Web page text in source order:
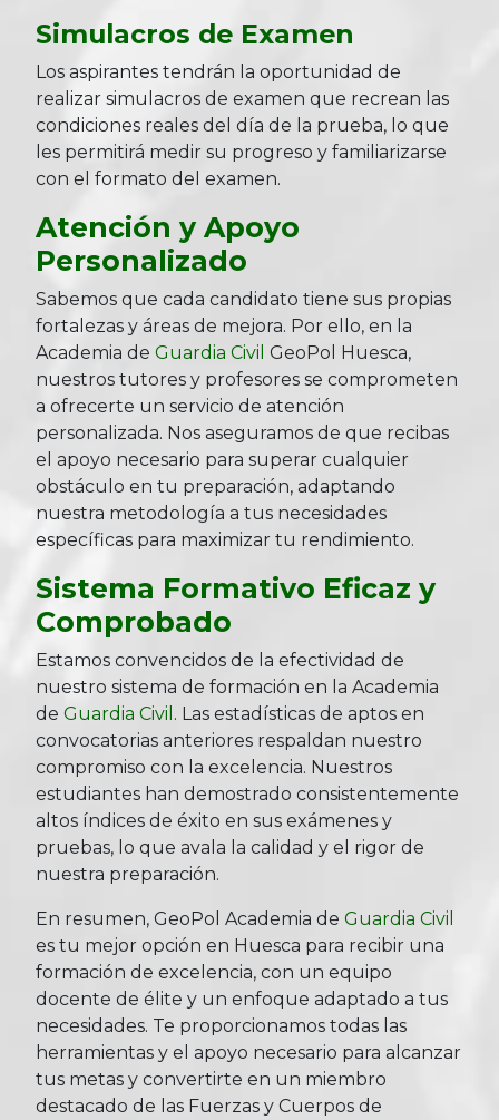
Simulacros de Examen
Los aspirantes tendrán la oportunidad de
realizar simulacros de examen que recrean las
condiciones reales del día de la prueba, lo que
les permitirá medir su progreso y familiarizarse
con el formato del examen.
Atención y Apoyo
Personalizado
Sabemos que cada candidato tiene sus propias
fortalezas y áreas de mejora. Por ello, en la
Academia de Guardia Civil GeoPol Huesca,
nuestros tutores y profesores se comprometen
a ofrecerte un servicio de atención
personalizada. Nos aseguramos de que recibas
el apoyo necesario para superar cualquier
obstáculo en tu preparación, adaptando
nuestra metodología a tus necesidades
específicas para maximizar tu rendimiento.
Sistema Formativo Eficaz y
Comprobado
Estamos convencidos de la efectividad de
nuestro sistema de formación en la Academia
de Guardia Civil . Las estadísticas de aptos en
convocatorias anteriores respaldan nuestro
compromiso con la excelencia. Nuestros
estudiantes han demostrado consistentemente
altos índices de éxito en sus exámenes y
pruebas, lo que avala la calidad y el rigor de
nuestra preparación.
En resumen, GeoPol Academia de Guardia Civil
es tu mejor opción en Huesca para recibir una
formación de excelencia, con un equipo
docente de élite y un enfoque adaptado a tus
necesidades. Te proporcionamos todas las
herramientas y el apoyo necesario para alcanzar
tus metas y convertirte en un miembro
destacado de las Fuerzas y Cuerpos de